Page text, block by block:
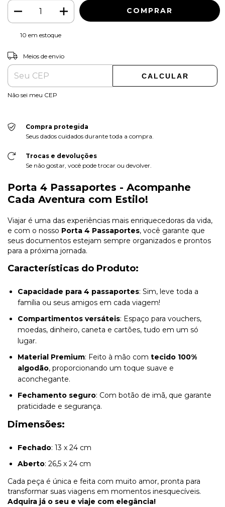
10 em estoque
Entregas para o CEP:
Meios de envio
CALCULAR
Não sei meu CEP
Compra protegida
Seus dados cuidados durante toda a compra.
Trocas e devoluções
Se não gostar, você pode trocar ou devolver.
Porta 4 Passaportes - Acompanhe
Cada Aventura com Estilo!
Viajar é uma das experiências mais enriquecedoras da vida,
e com o nosso Porta 4 Passaportes, você garante que
seus documentos estejam sempre organizados e prontos
para a próxima jornada.
Características do Produto:
Capacidade para 4 passaportes: Sim, leve toda a
família ou seus amigos em cada viagem!
Compartimentos versáteis: Espaço para vouchers,
moedas, dinheiro, caneta e cartões, tudo em um só
lugar.
Material Premium: Feito à mão com tecido 100%
algodão, proporcionando um toque suave e
aconchegante.
Fechamento seguro: Com botão de imã, que garante
praticidade e segurança.
Dimensões:
Fechado: 13 x 24 cm
Aberto: 26,5 x 24 cm
Cada peça é única e feita com muito amor, pronta para
transformar suas viagens em momentos inesquecíveis.
Adquira já o seu e viaje com elegância!